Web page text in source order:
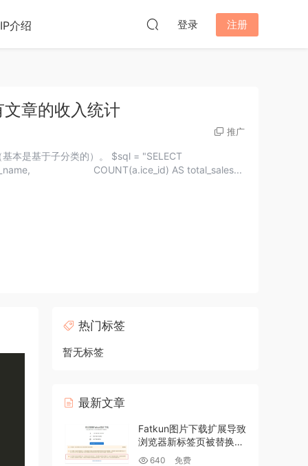
介绍 登录 注册
章的收入统计
推广
本是基于子分类的）。 $sql = "SELECT
t.term_id AS category_id, t.name AS category_name, COUNT(a.ice_id) AS total_sales...
热门标签
暂无标签
最新文章
Fatkun图片下载扩展导致
浏览器新标签页被替换的
修复640 免费